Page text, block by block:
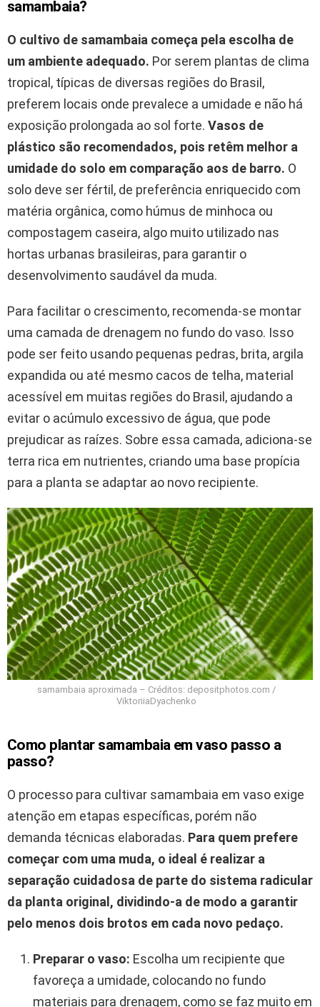
samambaia?
O cultivo de samambaia começa pela escolha de
um ambiente adequado. Por serem plantas de clima
tropical, típicas de diversas regiões do Brasil,
preferem locais onde prevalece a umidade e não há
exposição prolongada ao sol forte. Vasos de
plástico são recomendados, pois retêm melhor a
umidade do solo em comparação aos de barro. O
solo deve ser fértil, de preferência enriquecido com
matéria orgânica, como húmus de minhoca ou
compostagem caseira, algo muito utilizado nas
hortas urbanas brasileiras, para garantir o
desenvolvimento saudável da muda.
Para facilitar o crescimento, recomenda-se montar
uma camada de drenagem no fundo do vaso. Isso
pode ser feito usando pequenas pedras, brita, argila
expandida ou até mesmo cacos de telha, material
acessível em muitas regiões do Brasil, ajudando a
evitar o acúmulo excessivo de água, que pode
prejudicar as raízes. Sobre essa camada, adiciona-se
terra rica em nutrientes, criando uma base propícia
para a planta se adaptar ao novo recipiente.
samambaia aproximada – Créditos: depositphotos.com /
ViktoriiaDyachenko
Como plantar samambaia em vaso passo a
passo?
O processo para cultivar samambaia em vaso exige
atenção em etapas específicas, porém não
demanda técnicas elaboradas. Para quem prefere
começar com uma muda, o ideal é realizar a
separação cuidadosa de parte do sistema radicular
da planta original, dividindo-a de modo a garantir
pelo menos dois brotos em cada novo pedaço.
Preparar o vaso: Escolha um recipiente que
favoreça a umidade, colocando no fundo
materiais para drenagem, como se faz muito em